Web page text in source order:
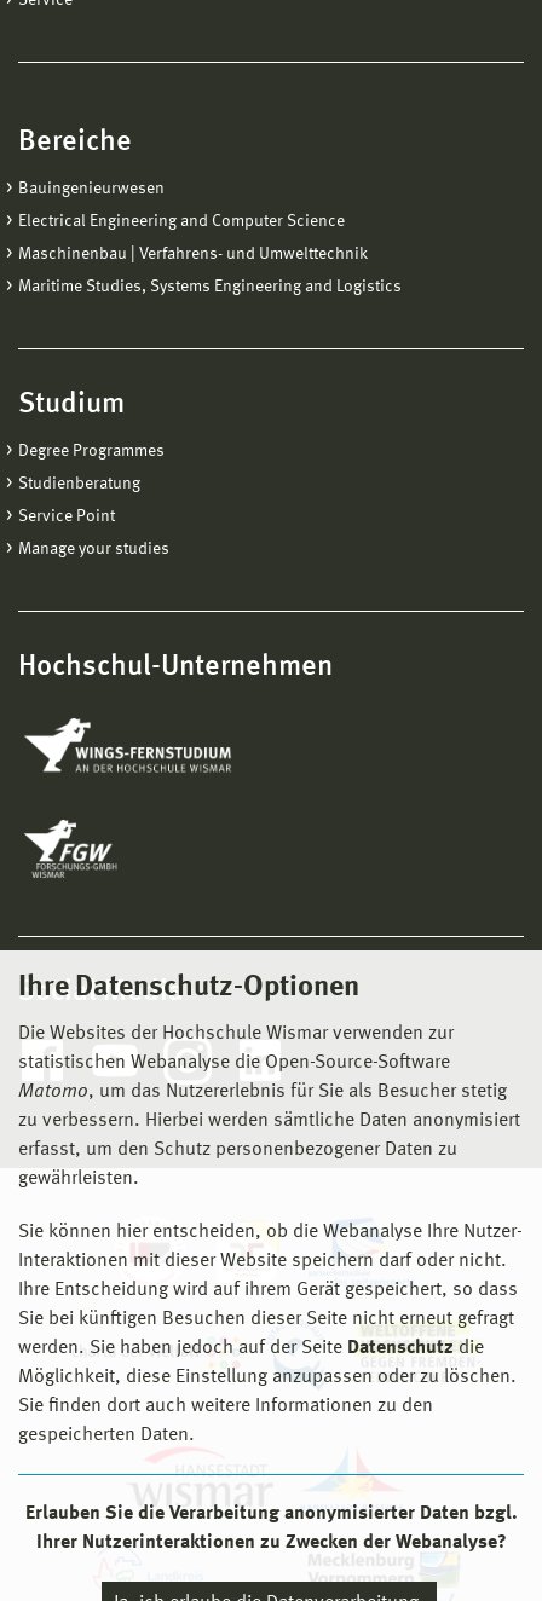
Ihre Datenschutz-Optionen
Die Websites der Hochschule Wismar verwenden zur
statistischen Webanalyse die Open-Source-Software
Matomo, um das Nutzererlebnis für Sie als Besucher stetig
zu verbessern. Hierbei werden sämtliche Daten anonymisiert
erfasst, um den Schutz personenbezogener Daten zu
gewährleisten.
Sie können hier entscheiden, ob die Webanalyse Ihre Nutzer-
Interaktionen mit dieser Website speichern darf oder nicht.
Ihre Entscheidung wird auf ihrem Gerät gespeichert, so dass
Sie bei künftigen Besuchen dieser Seite nicht erneut gefragt
werden. Sie haben jedoch auf der Seite Datenschutz die
Möglichkeit, diese Einstellung anzupassen oder zu löschen.
Sie finden dort auch weitere Informationen zu den
gespeicherten Daten.
Erlauben Sie die Verarbeitung anonymisierter Daten bzgl.
Ihrer Nutzerinteraktionen zu Zwecken der Webanalyse?
Bereiche
Bauingenieurwesen
Electrical Engineering and Computer Science
Maschinenbau | Verfahrens- und Umwelttechnik
Maritime Studies, Systems Engineering and Logistics
Studium
Degree Programmes
Studienberatung
Service Point
Manage your studies
Hochschul-Unternehmen
Social Media